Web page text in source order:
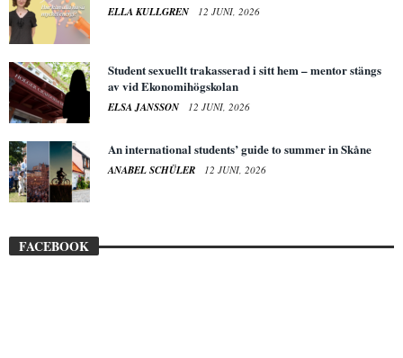
ELLA KULLGREN 12 JUNI, 2026
Student sexuellt trakasserad i sitt hem – mentor stängs
av vid Ekonomihögskolan
ELSA JANSSON 12 JUNI, 2026
An international students’ guide to summer in Skåne
ANABEL SCHÜLER 12 JUNI, 2026
FACEBOOK